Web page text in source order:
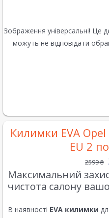
Зображення універсальні! Це
можуть не відповідати
Килимки EVA
EU 2
2599₴
Максимальний
чистота салону
В наявності EVA килимки